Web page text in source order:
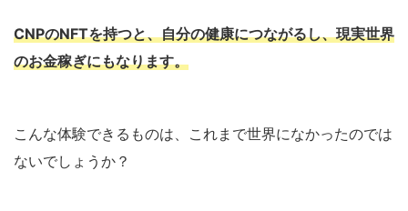
CNPのNFTを持つと、自分の健康につながるし、現実世界
のお金稼ぎにもなります。
こんな体験できるものは、これまで世界になかったのでは
ないでしょうか？